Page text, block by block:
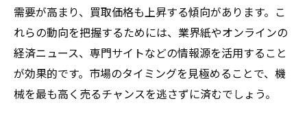
需要が高まり、買取価格も上昇する傾向があります。こ
れらの動向を把握するためには、業界紙やオンラインの
経済ニュース、専門サイトなどの情報源を活用すること
が効果的です。市場のタイミングを見極めることで、機
械を最も高く売るチャンスを逃さずに済むでしょう。